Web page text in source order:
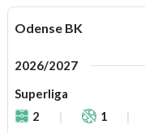
Odense BK
2026/2027
Superliga
2
1